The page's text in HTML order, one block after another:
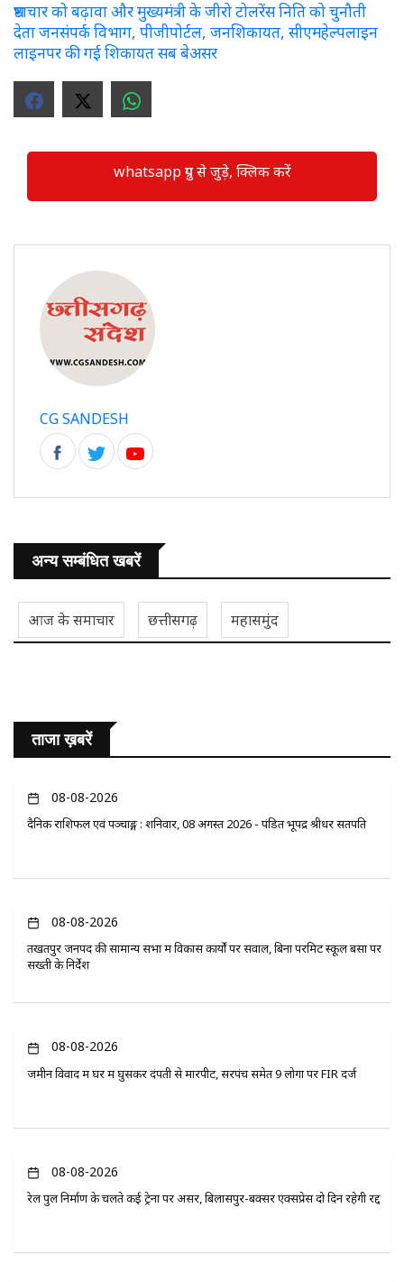
भ्रष्टाचार को बढ़ावा और मुख्यमंत्री के जीरो टोलरेंस निति को चुनौती
देता जनसंपर्क विभाग, पीजीपोर्टल, जनशिकायत, सीएमहेल्पलाइन
लाइनपर की गई शिकायत सब बेअसर
whatsapp ग्रुप से जुड़े, क्लिक करें
CG SANDESH
अन्य सम्बंधित खबरें
आज के समाचार छत्तीसगढ़ महासमुंद
ताजा ख़बरें
08-08-2026
दैनिक राशिफल एवं पञ्चाङ्ग : शनिवार, 08 अगस्त 2026 - पंडित भूपेंद्र श्रीधर सतपति
08-08-2026
तखतपुर जनपद की सामान्य सभा में विकास कार्यों पर सवाल, बिना परमिट स्कूल बसों पर
सख्ती के निर्देश
08-08-2026
जमीन विवाद में घर में घुसकर दंपती से मारपीट, सरपंच समेत 9 लोगों पर FIR दर्ज
08-08-2026
रेल पुल निर्माण के चलते कई ट्रेनों पर असर, बिलासपुर-बक्सर एक्सप्रेस दो दिन रहेगी रद्द